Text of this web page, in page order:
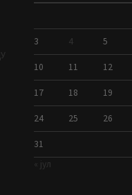
3 4 5
10 11 12
17 18 19
24 25 26
31
« јул